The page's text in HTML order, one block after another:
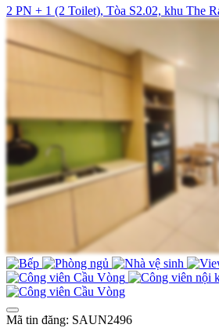
2 PN + 1 (2 Toilet), Tòa S2.02, khu The
Mã tin đăng: SAUN2496